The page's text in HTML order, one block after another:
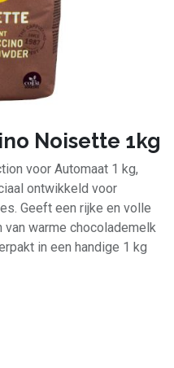
Noisette 1kg
voor Automaat 1 kg,
ontwikkeld voor
Geeft een rijke en volle
van warme chocolademelk
in een handige 1 kg